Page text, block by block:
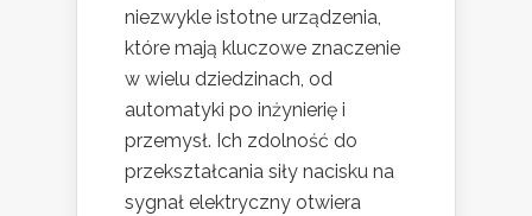
niezwykle istotne urządzenia,
które mają kluczowe znaczenie
w wielu dziedzinach, od
automatyki po inżynierię i
przemysł. Ich zdolność do
przekształcania siły nacisku na
sygnał elektryczny otwiera